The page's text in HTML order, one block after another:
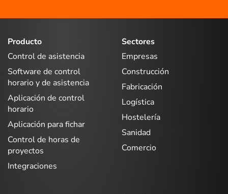
Producto
Control de asistencia
Software de control
horario y de asistencia
Aplicación de control
horario
Aplicación para fichar
Control de horas de
proyectos
Integraciones
Sectores
Empresas
Construcción
Fabricación
Logística
Hostelería
Sanidad
Comercio